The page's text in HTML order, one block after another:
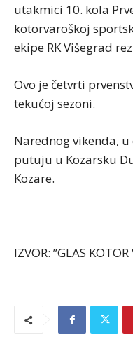
utakmici 10. kola
kotorvaroškoj
ekipe RK Višegrad
Ovo je četvrti
tekućoj sezoni.
Narednog vikenda,
putuju u Kozarsku
Kozare.
IZVOR: ”GLAS KOTOR